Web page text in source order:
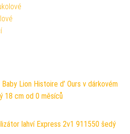
Lion Histoire d’ Ours v dárkovém
18 cm od 0 měsíců
lahví Express 2v1 911550 šedý